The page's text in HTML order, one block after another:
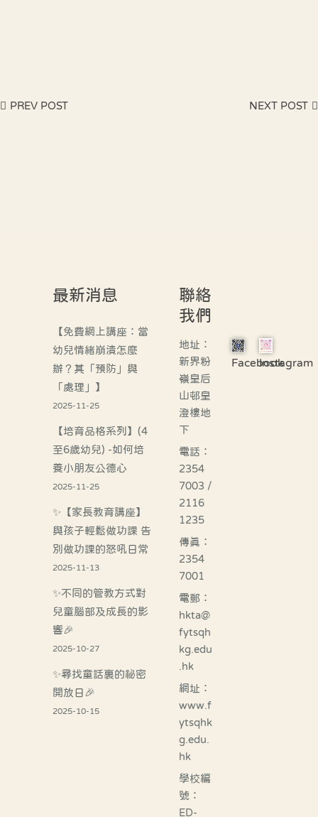
PREV POST NEXT POST
最新消息
【免費網上講座：當
幼兒情緒崩潰怎麼
辦？其「預防」與
「處理」】
2025-11-25
【培育品格系列】(4
至6歲幼兒) -如何培
養小朋友公德心
2025-11-25
✨【家長教育講座】
與孩子輕鬆做功課 告
別做功課的怒吼日常
2025-11-13
✨不同的管教方式對
兒童腦部及成長的影
響🎉
2025-10-27
✨尋找童話裏的祕密
開放日🎉
2025-10-15
聯絡
我們
地址：
新界粉
嶺皇后
山邨皇
澄樓地
下
電話：
2354
7003 /
2116
1235
傳真：
2354
7001
電郵：
hkta@
fytsqh
kg.edu
.hk
網址：
www.f
ytsqhk
g.edu.
hk
學校編
號：
ED-
FacebookInstagram